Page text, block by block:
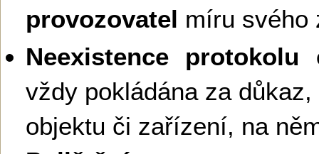
provozovatel míru svého
Neexistence protokolu
vždy pokládána za
objektu či zařízení, na